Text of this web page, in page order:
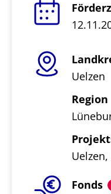
Uelzen
Region
Fonds